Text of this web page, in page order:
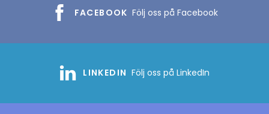
FACEBOOK Följ oss på Facebook
LINKEDIN Följ oss på LinkedIn